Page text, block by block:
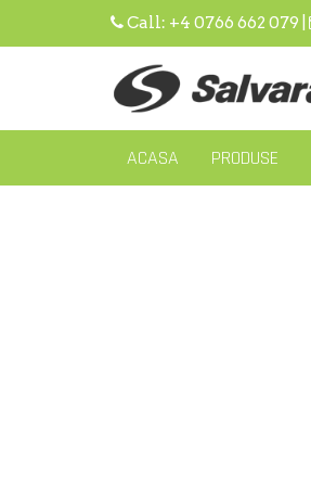
to
Call: +4 0766 662 079
ACASA PRODUSE